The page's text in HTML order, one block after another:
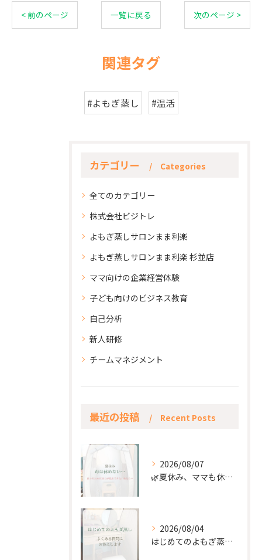
< 前のページ 一覧に戻る 次のページ >
関連タグ
#よもぎ蒸し #温活
カテゴリー Categories
全てのカテゴリー
株式会社ビジトレ
よもぎ蒸しサロンまま利楽
よもぎ蒸しサロンまま利楽 杉並店
ママ向けの企業経営体験
子ども向けのビジネス教育
自己分析
新人研修
チームマネジメント
最近の投稿 Recent Posts
2026/08/07
🌿夏休み、ママも休もう🌿
2026/08/04
はじめてのよもぎ蒸し。